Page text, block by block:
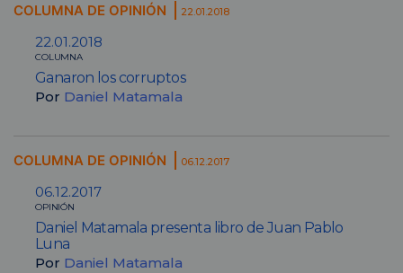
COLUMNA DE OPINIÓN 22.01.2018
22.01.2018
COLUMNA
Ganaron los corruptos
Por Daniel Matamala
COLUMNA DE OPINIÓN 06.12.2017
06.12.2017
OPINIÓN
Daniel Matamala presenta libro de Juan Pablo
Luna
Por Daniel Matamala